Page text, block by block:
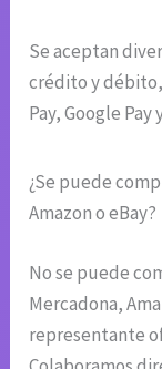
Se aceptan
crédito y
Pay, Google
¿Se puede
Amazon o eBay?
No se puede
Mercadona,
representante